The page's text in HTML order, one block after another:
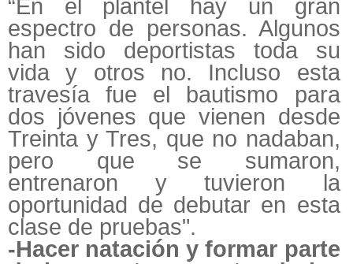
“En el plantel hay un gran
espectro de personas. Algunos
han sido deportistas toda su
vida y otros no. Incluso esta
travesía fue el bautismo para
dos jóvenes que vienen desde
Treinta y Tres, que no nadaban,
pero que se sumaron,
entrenaron y tuvieron la
oportunidad de debutar en esta
clase de pruebas".
-Hacer natación y formar parte